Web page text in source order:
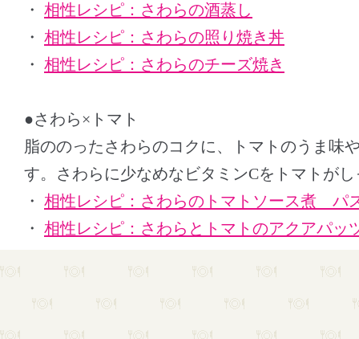
・ 相性レシピ：さわらの酒蒸し
・ 相性レシピ：さわらの照り焼き丼
・ 相性レシピ：さわらのチーズ焼き
●さわら×トマト
脂ののったさわらのコクに、トマトのうま味
す。さわらに少なめなビタミンCをトマトが
・ 相性レシピ：さわらのトマトソース煮 パ
・ 相性レシピ：さわらとトマトのアクアパッ